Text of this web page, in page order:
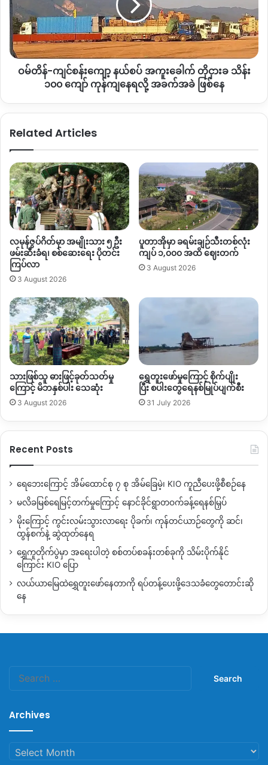
ဟု India For Myanmar Facebook စာမျက်နှာတွင် ဖော်ပြ
ထားသည်။
ပြီးခဲ့သည့်လပိုင်းကလည်း အိန္ဒိယရောက်မြန်မာများမှာ နယူးဒေလီ
မြို့တွင် လက်ရှိ နိုင်ငံရေးအခြေအနေနှင့် ပတ်သက်ပြီး ဆန္ဒဖော်ထုတ်
မှုများပြုလုပ်ခဲ့ကြောင်း သိရသည်။
မသင်္ကာမှု
ဖြင့်
ဖမ်းဆီး
နေ
ကျော့
နယ်စပ်
အကူး
ခေါက်
တို
ငှား
ကုန်ကျ
လို့
အခက်အခဲ
ဖြစ်
နေ
ဝမ်တိန်-ကျင်စန်းကျော့ နယ်စပ် အကူးခေါက် တိုငှားခ သိန်း
၁၀၀ ကျော် ကုန်ကျနေရလို့ အခက်အခဲ ဖြစ်နေ
Related Articles
လမုန်ဇွပ်ဂိတ်မှာ အမျိုးသား ၅ ဦး
ဖမ်းဆီးခံရ၊ စစ်ဆေးရေး ပိုတင်း
ကြပ်လာ
3 August 2026
ပူတာအိုမှာ ခရမ်းချဉ်သီးတစ်လုံး
ကျပ် ၁,၀၀၀ အထိ ဈေးတက်
3 August 2026
သားဖြစ်သူ ဓားဖြင့်ခုတ်သတ်မှု
ကြောင့် မိဘနှစ်ပါး သေဆုံး
3 August 2026
ရွှေတူးဖော်မှုကြောင့် စိုက်ပျိုး
ပြီး စပါးတွေရေနစ်မြုပ်ပျက်စီး
31 July 2026
Recent Posts
ရေဘေးကြောင့် အိမ်ထောင်စု ၇ စု အိမ်ခြေမဲ့၊ KIO ကူညီပေးဖို့စီစဉ်နေ
မလိခမြစ်ရေမြင့်တက်မှုကြောင့် နောင်ခိုင်ရွာတဝက်ခန့်ရေနစ်မြှပ်
မိုးကြောင့် ကွင်းလမ်းသွားလာရေး ပိုခက်၊ ကုန်တင်ယာဉ်တွေကို ဆင်၊
ထွန်စက်နဲ့ ဆွဲထုတ်နေရ
ရွှေကူတိုက်ပွဲမှာ အရေးပါတဲ့ စစ်တပ်စခန်းတစ်ခုကို သိမ်းပိုက်နိုင်
ကြောင်း KIO ပြော
လယ်ယာမြေထဲရွှေတူးဖော်နေတာကို ရပ်တန့်ပေးဖို့ဒေသခံတွေတောင်းဆို
နေ
Archives
Archives